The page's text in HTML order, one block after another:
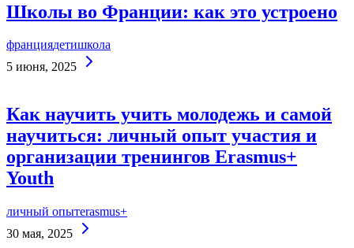
Школы во Франции: как это устроено
франциядетишкола
5 июня, 2025
Как научить учить молодежь и самой
научиться: личный опыт участия и
организации тренингов Erasmus+
Youth
личный опытerasmus+
30 мая, 2025